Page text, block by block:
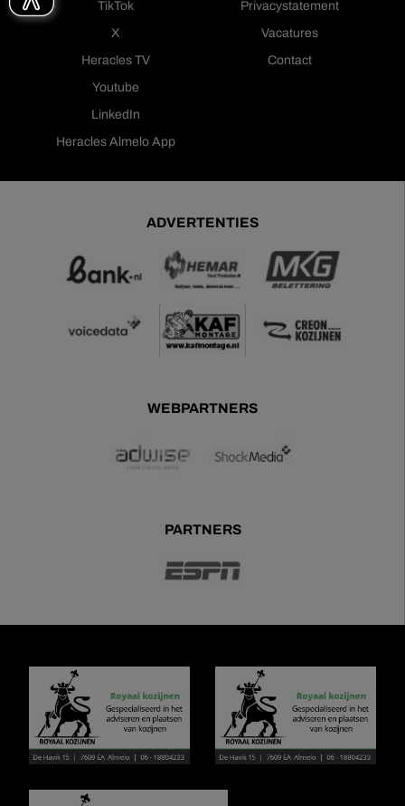
TikTok
X
Heracles TV
Youtube
LinkedIn
Heracles Almelo App
Privacystatement
Vacatures
Contact
ADVERTENTIES
WEBPARTNERS
PARTNERS